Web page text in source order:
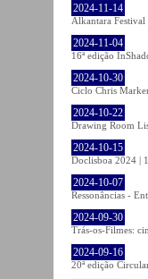
2024-11-14
Alkantara
2024-11-04
16ª edição
2024-10-30
Ciclo Chris
2024-10-22
Drawing Room
2024-10-15
Doclisboa 2024 |
2024-10-07
Ressonâncias -
2024-09-30
Trás-os-Filmes:
2024-09-16
20ª edição